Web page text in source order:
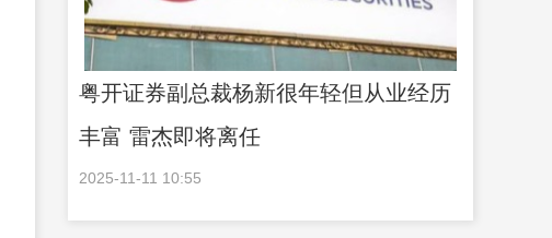
粤开证券副总裁杨新很年轻但从业经历
丰富 雷杰即将离任
2025-11-11 10:55